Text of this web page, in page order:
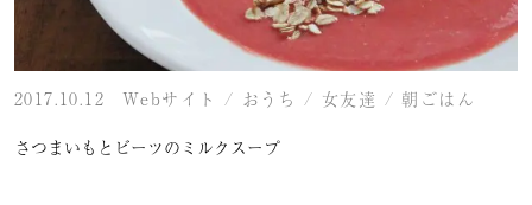
2017.10.12 Webサイト / おうち / 女友達 / 朝ごはん
さつまいもとビーツのミルクスープ